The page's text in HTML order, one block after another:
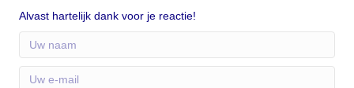
Alvast hartelijk dank voor je reactie!